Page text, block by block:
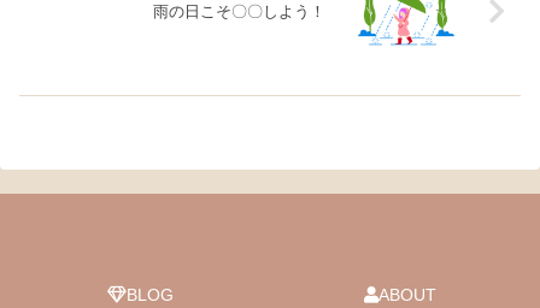
雨の日こそ〇〇しよう！
BLOG
ABOUT